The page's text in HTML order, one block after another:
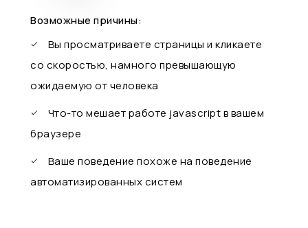
Возможные причины:
Вы просматриваете страницы и кликаете
со скоростью, намного превышающую
ожидаемую от человека
Что-то мешает работе javascript в вашем
браузере
Ваше поведение похоже на поведение
автоматизированных систем